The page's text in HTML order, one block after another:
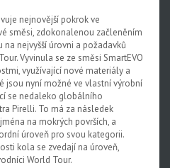
nejnovější pokrok ve
směsi, zdokonalenou začleněním
nejvyšší úrovni a požadavků
Vyvinula se ze směsi SmartEVO
využívající nové materiály a
jsou nyní možné ve vlastní výrobní
se nedaleko globálního
Pirelli. To má za následek
na mokrých površích, a
úroveň pro svou kategorii.
kola se zvedají na úroveň,
World Tour.